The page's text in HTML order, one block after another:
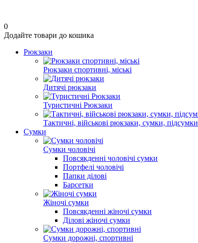
0
Додайте товари до кошика
Рюкзаки
Рюкзаки спортивні, міські
Дитячі рюкзаки
Туристичні Рюкзаки
Тактичні, військові рюкзаки, сумки, підсумки
Сумки
Сумки чоловічі
Повсякденні чоловічі сумки
Портфелі чоловічі
Папки ділові
Барсетки
Жіночі сумки
Повсякденні жіночі сумки
Ділові жіночі сумки
Сумки дорожні, спортивні